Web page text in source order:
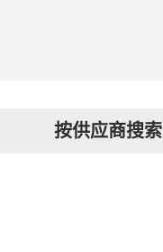
按供应商搜索